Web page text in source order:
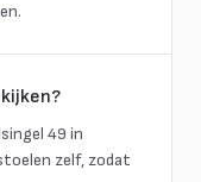
49 in
zelf, zodat